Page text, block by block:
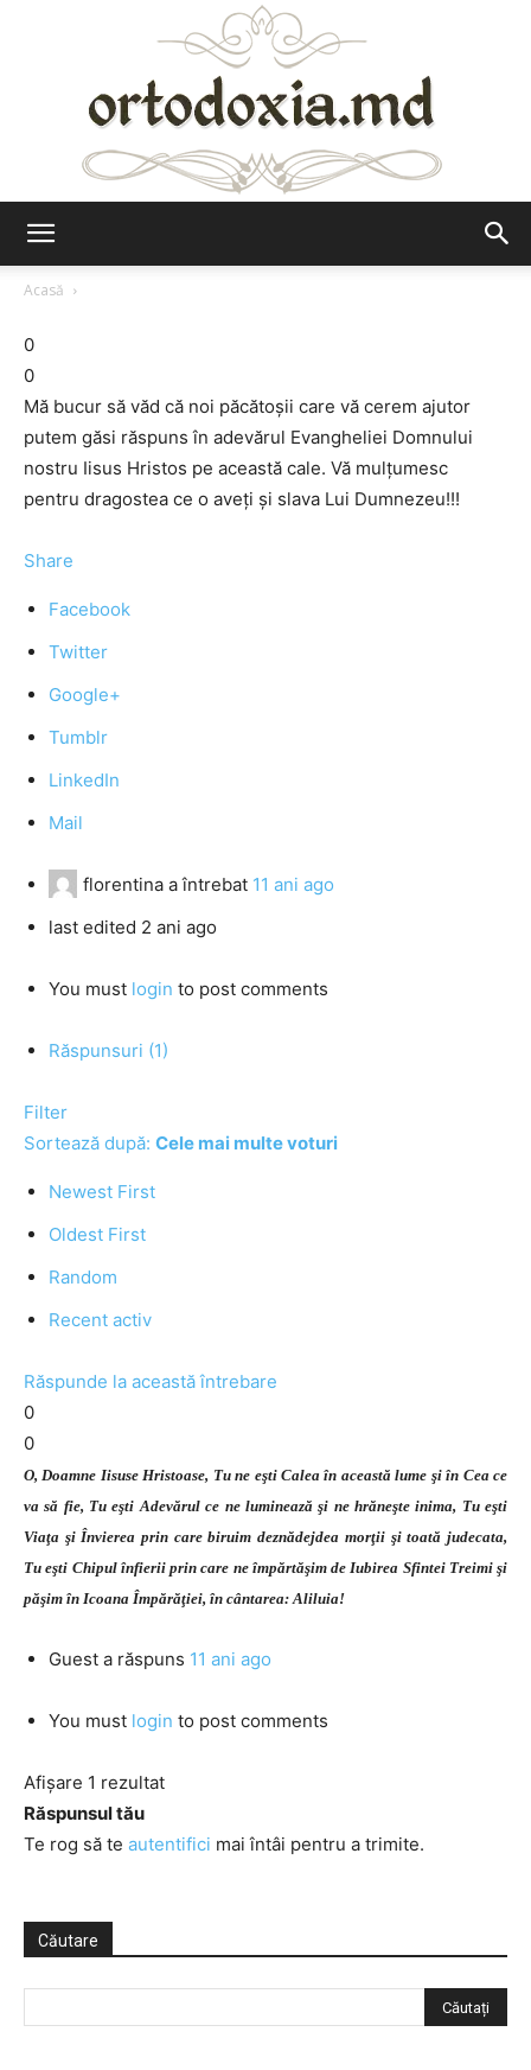
Acasă
0
0
Mă bucur să văd că noi păcătoșii care vă cerem ajutor
putem găsi răspuns în adevărul Evangheliei Domnului
nostru Iisus Hristos pe această cale. Vă mulțumesc
pentru dragostea ce o aveți și slava Lui Dumnezeu!!!
Share
Facebook
Twitter
Google+
Tumblr
LinkedIn
Mail
florentina a întrebat 11 ani ago
last edited 2 ani ago
You must login to post comments
Răspunsuri (1)
Filter
Sortează după: Cele mai multe voturi
Newest First
Oldest First
Random
Recent activ
Răspunde la această întrebare
0
0
O, Doamne Iisuse Hristoase, Tu ne eşti Calea în această lume şi în Cea ce
va să fie, Tu eşti Adevărul ce ne luminează şi ne hrăneşte inima, Tu eşti
Viaţa şi Învierea prin care biruim deznădejdea morţii şi toată judecata,
Tu eşti Chipul înfierii prin care ne împărtăşim de Iubirea Sfintei Treimi şi
păşim în Icoana Împărăţiei, în cântarea: Aliluia!
Guest a răspuns 11 ani ago
You must login to post comments
Afișare 1 rezultat
Răspunsul tău
Te rog să te autentifici mai întâi pentru a trimite.
Căutare